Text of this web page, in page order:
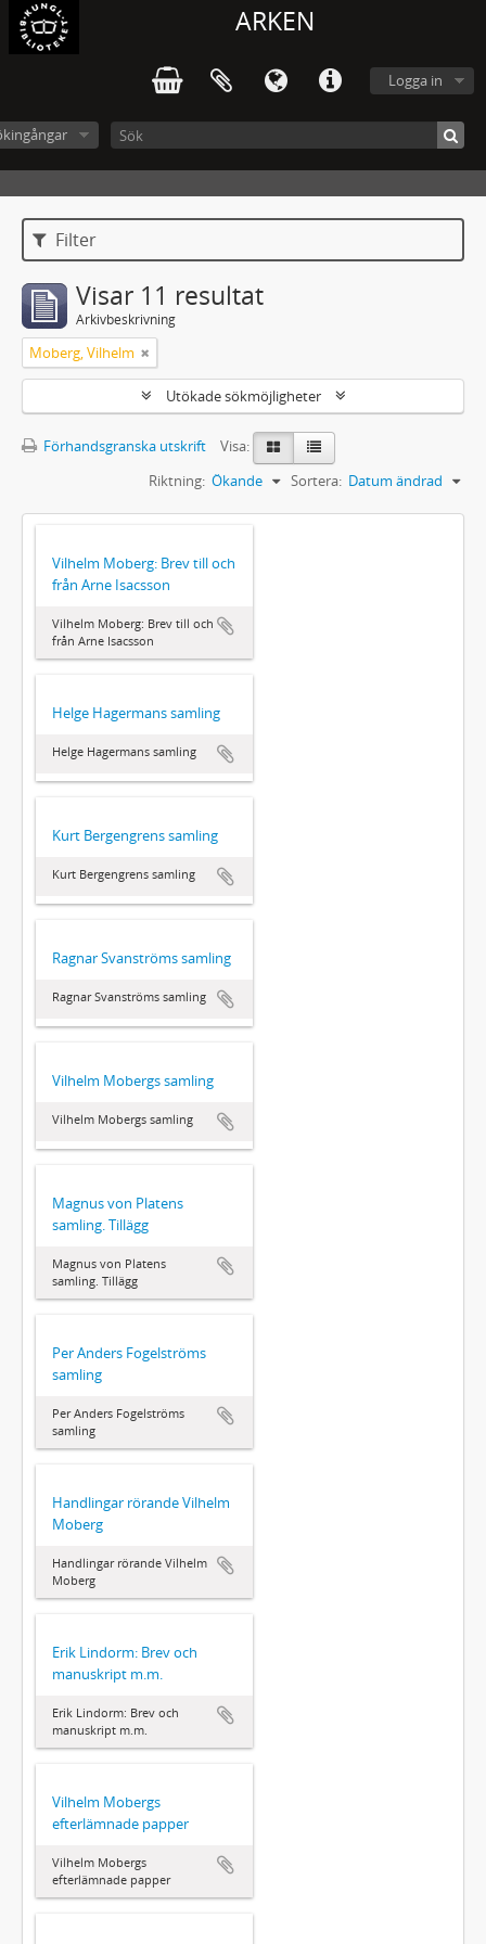
ARKEN
Logga in
Filter
Visar 11 resultat
Arkivbeskrivning
Moberg, Vilhelm
Utökade sökmöjligheter
Förhandsgranska utskrift
Visa:
Sortera: Datum ändrad
Riktning: Ökande
Vilhelm Moberg: Brev till och
från Arne Isacsson
Vilhelm Moberg: Brev till och
från Arne Isacsson
Helge Hagermans samling
Helge Hagermans samling
Kurt Bergengrens samling
Kurt Bergengrens samling
Ragnar Svanströms samling
Ragnar Svanströms samling
Vilhelm Mobergs samling
Vilhelm Mobergs samling
Magnus von Platens
samling. Tillägg
Magnus von Platens
samling. Tillägg
Per Anders Fogelströms
samling
Per Anders Fogelströms
samling
Handlingar rörande Vilhelm
Moberg
Handlingar rörande Vilhelm
Moberg
Erik Lindorm: Brev och
manuskript m.m.
Erik Lindorm: Brev och
manuskript m.m.
Vilhelm Mobergs
efterlämnade papper
Vilhelm Mobergs
efterlämnade papper